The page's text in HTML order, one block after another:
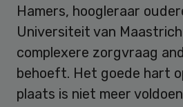
Hamers, hoogleraar
Universiteit van
complexere zorgvraag
behoeft. Het goede hart
plaats is niet meer